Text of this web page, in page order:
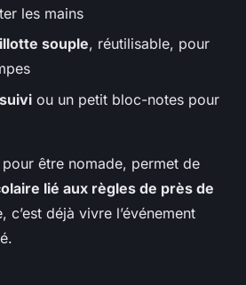
les mains
souple, réutilisable, pour
ou un petit bloc-notes pour
être nomade, permet de
lié aux règles de près de
c’est déjà vivre l’événement